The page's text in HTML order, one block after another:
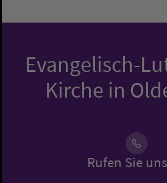
Evangelisch-
Kirche in
Rufen Sie